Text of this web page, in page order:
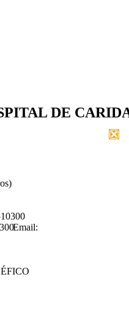
DE
Email: